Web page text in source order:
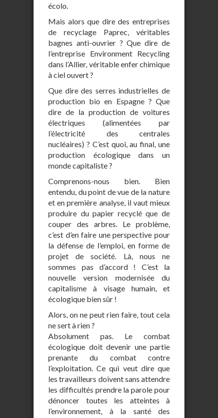
écolo.
Mais alors que dire des entreprises
de recyclage Paprec, véritables
bagnes anti-ouvrier ? Que dire de
l’entreprise Environment Recycling
dans l’Allier, véritable enfer chimique
à ciel ouvert ?
Que dire des serres industrielles de
production bio en Espagne ? Que
dire de la production de voitures
électriques (alimentées par
l’électricité des centrales
nucléaires) ? C’est quoi, au final, une
production écologique dans un
monde capitaliste ?
Comprenons-nous bien. Bien
entendu, du point de vue de la nature
et en première analyse, il vaut mieux
produire du papier recyclé que de
couper des arbres. Le problème,
c’est d’en faire une perspective pour
la défense de l’emploi, en forme de
projet de société. Là, nous ne
sommes pas d’accord ! C’est la
nouvelle version modernisée du
capitalisme à visage humain, et
écologique bien sûr !
Alors, on ne peut rien faire, tout cela
ne sert à rien ?
Absolument pas. Le combat
écologique doit devenir une partie
prenante du combat contre
l’exploitation. Ce qui veut dire que
les travailleurs doivent sans attendre
les difficultés prendre la parole pour
dénoncer toutes les atteintes à
l’environnement, à la santé des